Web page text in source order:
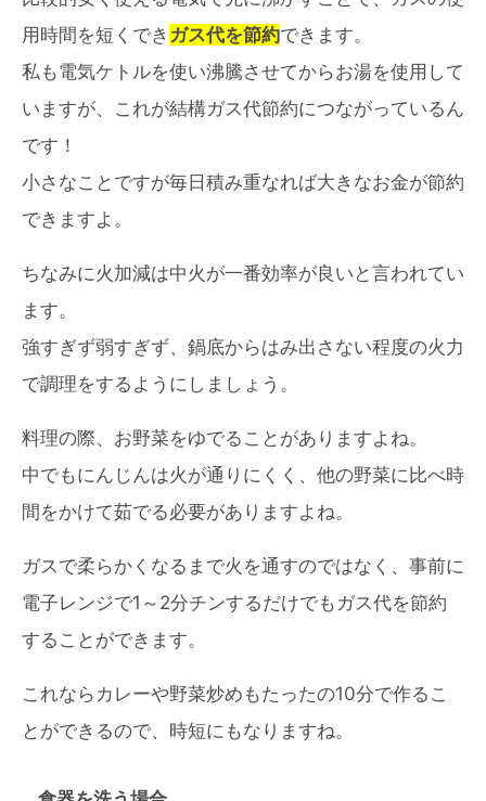
用時間を短くでき ガス代を節約できます。
私も電気ケトルを使い沸騰させてからお湯を使用して
いますが、これが結構ガス代節約につながっているん
です！
小さなことですが毎日積み重なれば大きなお金が節約
できますよ。
ちなみに火加減は中火が一番効率が良いと言われてい
ます。
強すぎず弱すぎず、鍋底からはみ出さない程度の火力
で調理をするようにしましょう。
料理の際、お野菜をゆでることがありますよね。
中でもにんじんは火が通りにくく、他の野菜に比べ時
間をかけて茹でる必要がありますよね。
ガスで柔らかくなるまで火を通すのではなく、事前に
電子レンジで1～2分チンするだけでもガス代を節約
することができます。
これならカレーや野菜炒めもたったの10分で作るこ
とができるので、時短にもなりますね。